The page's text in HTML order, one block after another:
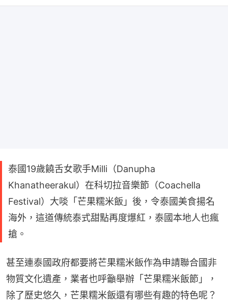
泰國19歲饒舌女歌手Milli（Danupha
Khanatheerakul）在科切拉音樂節（Coachella
Festival）大啖「芒果糯米飯」後，令泰國美食揚名
海外，這道傳統泰式甜點再度爆紅，泰國本地人也瘋
搶。
甚至連泰國政府都要將芒果糯米飯作為申請聯合國非
物質文化遺產，業者也呼籲舉辦「芒果糯米飯節」，
除了歷史悠久，芒果糯米飯還有哪些有趣的特色呢？